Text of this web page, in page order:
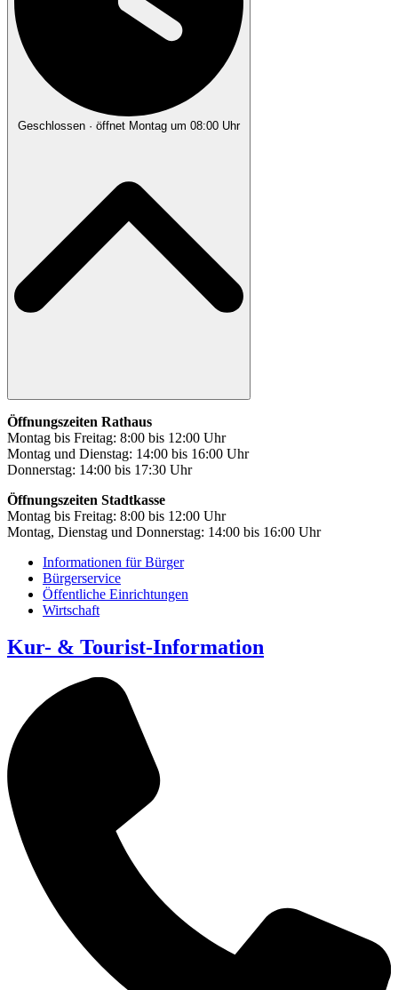
Geschlossen · öffnet Montag um 08:00 Uhr
Öffnungszeiten Rathaus
Montag bis Freitag: 8:00 bis 12:00 Uhr
Montag und Dienstag: 14:00 bis 16:00 Uhr
Donnerstag: 14:00 bis 17:30 Uhr
Öffnungszeiten Stadtkasse
Montag bis Freitag: 8:00 bis 12:00 Uhr
Montag, Dienstag und Donnerstag: 14:00 bis 16:00 Uhr
Informationen für Bürger
Bürgerservice
Öffentliche Einrichtungen
Wirtschaft
Kur- & Tourist-Information